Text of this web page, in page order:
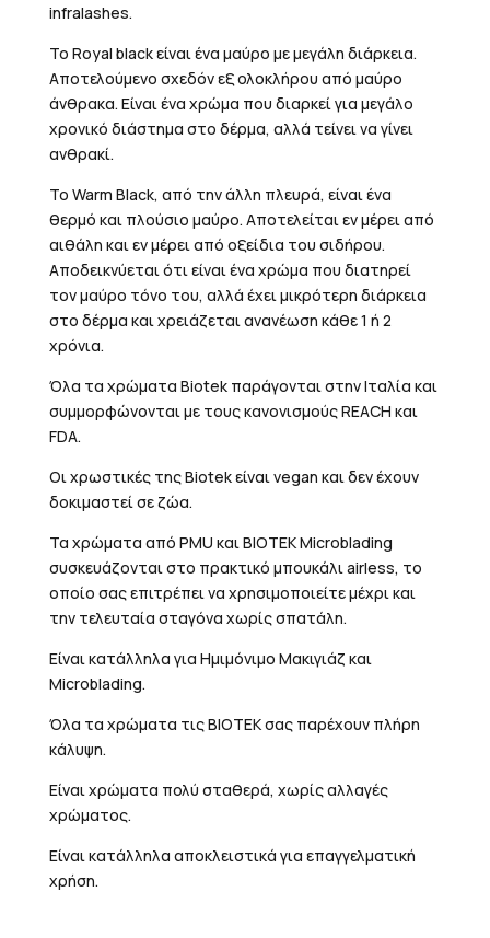
infralashes.
Το Royal black είναι ένα μαύρο με μεγάλη διάρκεια.
Αποτελούμενο σχεδόν εξ ολοκλήρου από μαύρο
άνθρακα. Είναι ένα χρώμα που διαρκεί για μεγάλο
χρονικό διάστημα στο δέρμα, αλλά τείνει να γίνει
ανθρακί.
Το Warm Black, από την άλλη πλευρά, είναι ένα
θερμό και πλούσιο μαύρο. Αποτελείται εν μέρει από
αιθάλη και εν μέρει από οξείδια του σιδήρου.
Αποδεικνύεται ότι είναι ένα χρώμα που διατηρεί
τον μαύρο τόνο του, αλλά έχει μικρότερη διάρκεια
στο δέρμα και χρειάζεται ανανέωση κάθε 1 ή 2
χρόνια.
Όλα τα χρώματα Biotek παράγονται στην Ιταλία και
συμμορφώνονται με τους κανονισμούς REACH και
FDA.
Οι χρωστικές της Biotek είναι vegan και δεν έχουν
δοκιμαστεί σε ζώα.
Τα χρώματα από PMU και BIOTEK Μicroblading
συσκευάζονται στο πρακτικό μπουκάλι airless, το
οποίο σας επιτρέπει να χρησιμοποιείτε μέχρι και
την τελευταία σταγόνα χωρίς σπατάλη.
Είναι κατάλληλα για Ημιμόνιμο Μακιγιάζ και
Microblading.
Όλα τα χρώματα τις BIOTEK σας παρέχουν πλήρη
κάλυψη.
Είναι χρώματα πολύ σταθερά, χωρίς αλλαγές
χρώματος.
Είναι κατάλληλα αποκλειστικά για επαγγελματική
χρήση.